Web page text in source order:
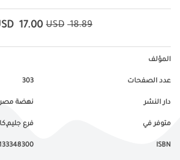
18.89
USD
17.00
المؤلف
عدد الصفحات 303
دار النشر نهضة
متوفر في فرع
ISBN